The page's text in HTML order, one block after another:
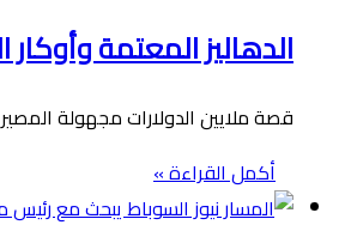
الدهاليز المعتمة
قصة ملايين الدولارات مجهولة
أكمل القراءة »